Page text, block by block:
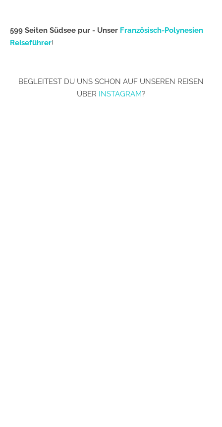
599 Seiten Südsee pur - Unser Französisch-Polynesien
Reiseführer!
BEGLEITEST DU UNS SCHON AUF UNSEREN REISEN
ÜBER INSTAGRAM?